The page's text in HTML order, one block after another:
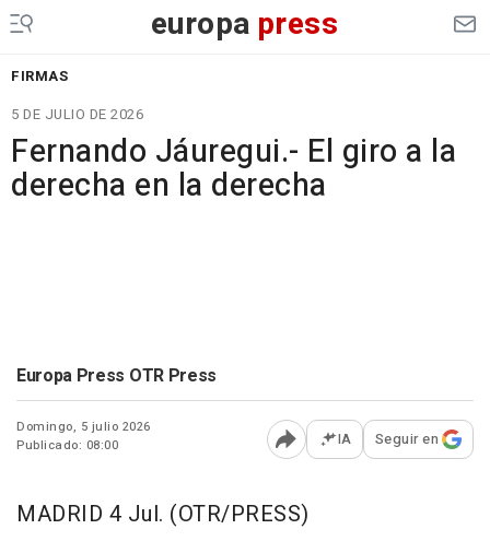
europa press
FIRMAS
5 DE JULIO DE 2026
Fernando Jáuregui.- El giro a la
derecha en la derecha
Europa Press OTR Press
Domingo, 5 julio 2026
Publicado: 08:00
Abrir opciones para
IA Seguir en
MADRID 4 Jul. (OTR/PRESS)